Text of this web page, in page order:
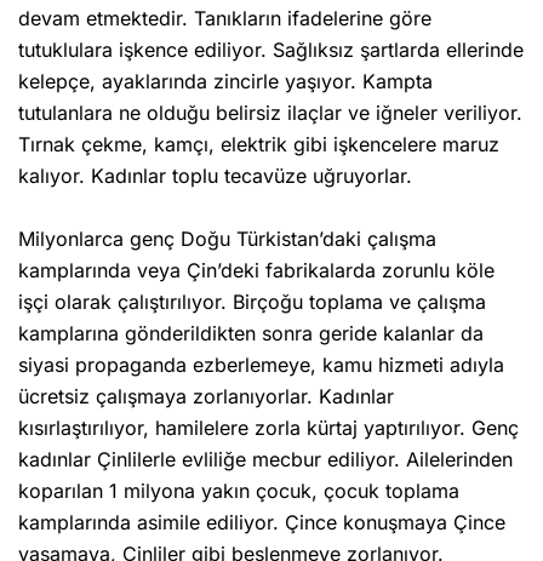
devam etmektedir. Tanıkların ifadelerine göre
tutuklulara işkence ediliyor. Sağlıksız şartlarda ellerinde
kelepçe, ayaklarında zincirle yaşıyor. Kampta
tutulanlara ne olduğu belirsiz ilaçlar ve iğneler veriliyor.
Tırnak çekme, kamçı, elektrik gibi işkencelere maruz
kalıyor. Kadınlar toplu tecavüze uğruyorlar.
Milyonlarca genç Doğu Türkistan’daki çalışma
kamplarında veya Çin’deki fabrikalarda zorunlu köle
işçi olarak çalıştırılıyor. Birçoğu toplama ve çalışma
kamplarına gönderildikten sonra geride kalanlar da
siyasi propaganda ezberlemeye, kamu hizmeti adıyla
ücretsiz çalışmaya zorlanıyorlar. Kadınlar
kısırlaştırılıyor, hamilelere zorla kürtaj yaptırılıyor. Genç
kadınlar Çinlilerle evliliğe mecbur ediliyor. Ailelerinden
koparılan 1 milyona yakın çocuk, çocuk toplama
kamplarında asimile ediliyor. Çince konuşmaya Çince
yaşamaya, Çinliler gibi beslenmeye zorlanıyor.